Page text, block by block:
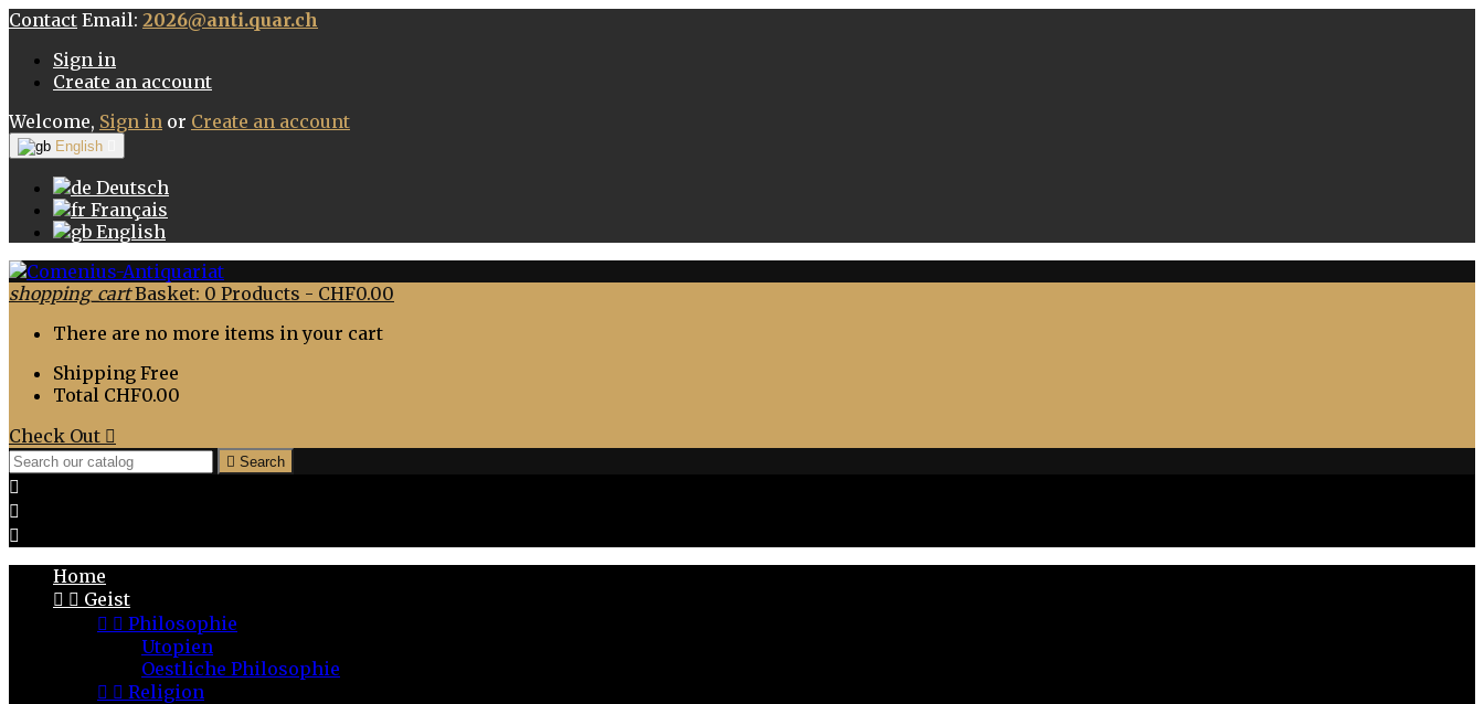
Contact Email: 2026@anti.quar.ch
Sign in
Create an account
Welcome, Sign in or Create an account
English
Deutsch
Français
English
shopping_cart Basket: 0 Products - CHF0.00
There are no more items in your cart
Shipping Free
Total CHF0.00
Check Out 
 Search



Home
  Geist
  Philosophie
Utopien
Oestliche Philosophie
  Religion